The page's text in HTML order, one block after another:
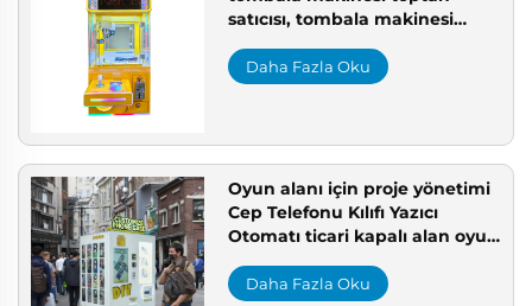
satıcısı, tombala makinesi
ödül makinesi üreticisi
Daha Fazla Oku
Oyun alanı için proje yönetimi
Cep Telefonu Kılıfı Yazıcı
Otomatı ticari kapalı alan oyun
Daha Fazla Oku